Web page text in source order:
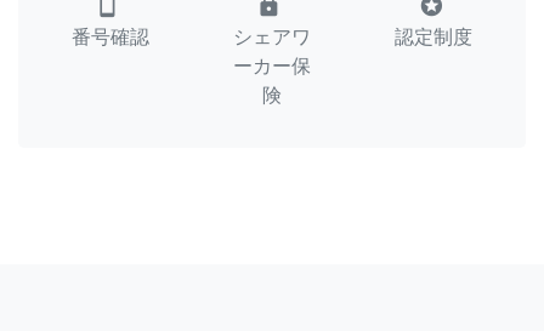
番号確認
シェアワ
ーカー保
険
認定制度